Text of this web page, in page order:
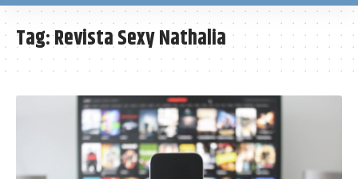
Tag:Revista Sexy Nathalia